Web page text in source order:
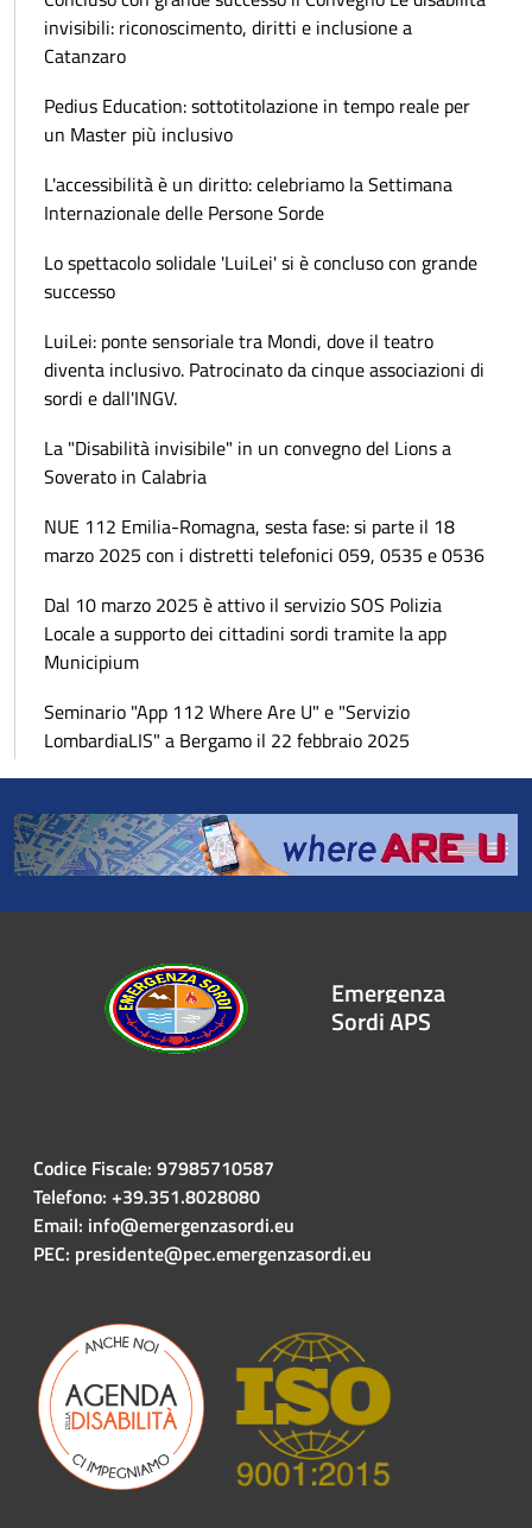
invisibili: riconoscimento, diritti e inclusione a
Catanzaro
Pedius Education: sottotitolazione in tempo reale per
un Master più inclusivo
L'accessibilità è un diritto: celebriamo la Settimana
Internazionale delle Persone Sorde
Lo spettacolo solidale 'LuiLei' si è concluso con grande
successo
LuiLei: ponte sensoriale tra Mondi, dove il teatro
diventa inclusivo. Patrocinato da cinque associazioni di
sordi e dall'INGV.
La "Disabilità invisibile" in un convegno del Lions a
Soverato in Calabria
NUE 112 Emilia-Romagna, sesta fase: si parte il 18
marzo 2025 con i distretti telefonici 059, 0535 e 0536
Dal 10 marzo 2025 è attivo il servizio SOS Polizia
Locale a supporto dei cittadini sordi tramite la app
Municipium
Seminario "App 112 Where Are U" e "Servizio
LombardiaLIS" a Bergamo il 22 febbraio 2025
Emergenza
Sordi APS
Codice Fiscale: 97985710587
Telefono: +39.351.8028080
Email: info@emergenzasordi.eu
PEC: presidente@pec.emergenzasordi.eu